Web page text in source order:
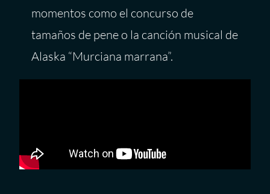
momentos como el concurso de
tamaños de pene o la canción musical de
Alaska “Murciana marrana”.